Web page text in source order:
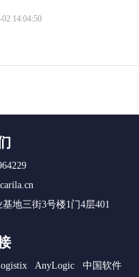
14:04:50
地三街3号楼1门4层401
AnyLogic
中国软件